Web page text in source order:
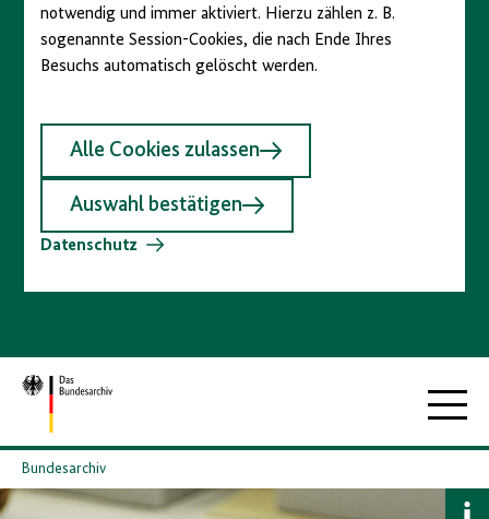
notwendig und immer aktiviert. Hierzu zählen z. B.
sogenannte Session-Cookies, die nach Ende Ihres
Besuchs automatisch gelöscht werden.
Alle Cookies zulassen
Auswahl bestätigen
Datenschutz
Zur
Startseite
Bundesarchiv